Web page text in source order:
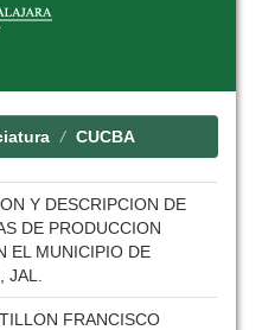
CUCBA
Y DESCRIPCION DE
DE PRODUCCION
EL MUNICIPIO DE
FRANCISCO